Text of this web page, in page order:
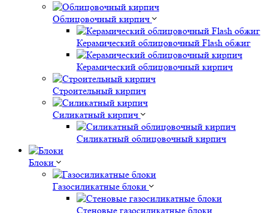
Облицовочный кирпич
Керамический облицовочный Flash обжиг
Керамический облицовочный кирпич
Строительный кирпич
Силикатный кирпич
Силикатный облицовочный кирпич
Блоки
Газосиликатные блоки
Стеновые газосиликатные блоки